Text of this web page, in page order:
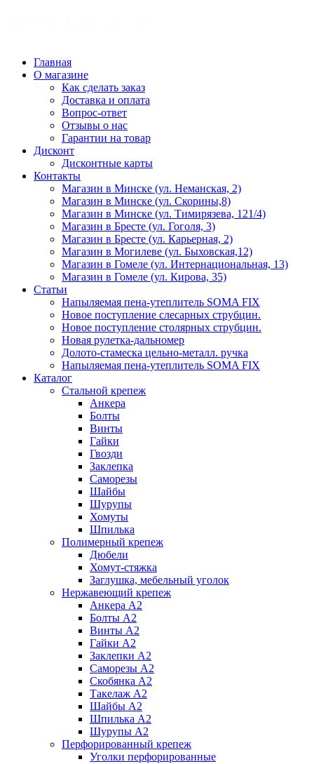
Главная
О магазине
Как сделать заказ
Доставка и оплата
Вопрос-ответ
Отзывы о нас
Гарантии на товар
Дисконт
Дисконтные карты
Контакты
Магазин в Минске (ул. Неманская, 2)
Магазин в Минске (ул. Скорины,8)
Магазин в Минске (ул. Тимирязева, 121/4)
Магазин в Бресте (ул. Гоголя, 3)
Магазин в Бресте (ул. Карьерная, 2)
Магазин в Могилеве (ул. Быховская,12)
Магазин в Гомеле (ул. Интернациональная, 13)
Магазин в Гомеле (ул. Кирова, 35)
Статьи
Напыляемая пена-утеплитель SOMA FIX
Новое поступление слесарных струбцин.
Новое поступление столярных струбцин.
Новая рулетка-дальномер
Долото-стамеска цельно-металл. ручка
Напыляемая пена-утеплитель SOMA FIX
Каталог
Стальной крепеж
Анкера
Болты
Винты
Гайки
Гвозди
Заклепка
Саморезы
Шайбы
Шурупы
Хомуты
Шпилька
Полимерный крепеж
Дюбели
Хомут-стяжка
Заглушка, мебельный уголок
Нержавеющий крепеж
Анкера А2
Болты А2
Винты А2
Гайки А2
Заклепки А2
Саморезы А2
Скобянка А2
Такелаж А2
Шайбы А2
Шпилька А2
Шурупы А2
Перфорированный крепеж
Уголки перфорированные